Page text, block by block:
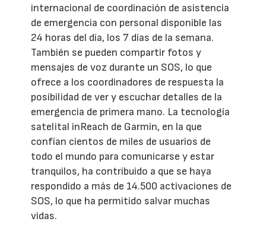
internacional de coordinación de asistencia
de emergencia con personal disponible las
24 horas del día, los 7 días de la semana.
También se pueden compartir fotos y
mensajes de voz durante un SOS, lo que
ofrece a los coordinadores de respuesta la
posibilidad de ver y escuchar detalles de la
emergencia de primera mano. La tecnología
satelital inReach de Garmin, en la que
confían cientos de miles de usuarios de
todo el mundo para comunicarse y estar
tranquilos, ha contribuido a que se haya
respondido a más de 14.500 activaciones de
SOS, lo que ha permitido salvar muchas
vidas.